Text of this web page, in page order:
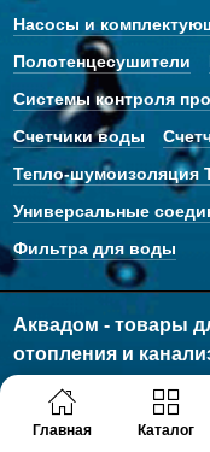
Главная Каталог
Насосы и
Полотенцесушители
Системы контроля
Счетчики воды
Тепло-шумоизоляция
Универсальные
Фильтра для воды
Аквадом - товары
отопления и
© 2011 - 2026 Все